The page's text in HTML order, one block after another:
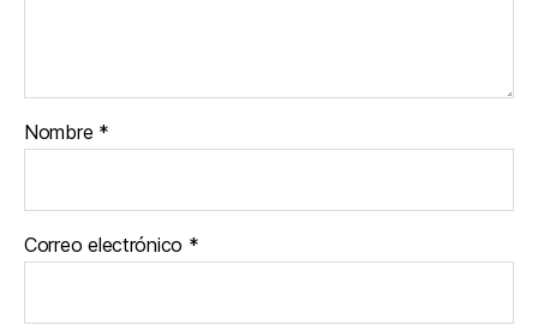
Nombre *
Correo electrónico *